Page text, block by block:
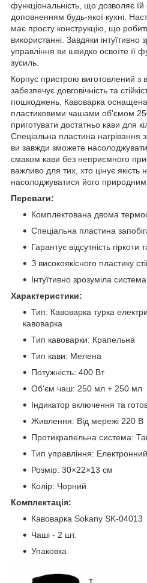
функціональність, що дозволяє
доповненням будь-якої кухні.
має просту конструкцію, що
використанні. Завдяки інтуїтивно
управління ви швидко освоїте її
зусиль.
Корпус пристрою виготовлений з
забезпечує довговічність та
пошкоджень. Кавоварка
пластиковими чашами об'ємом
приготувати достатньо кави для
Спеціальна пластина нагрівання
ви завжди зможете
смаком кави без неприємного
важливо для тих, хто цінує
насолоджуватися його
Переваги:
Комплектована двома
Спеціальна пластина
Гарантує відсутність
З високоякісного пластику
Інтуїтивно зрозуміла
Характеристики:
Тип: Кавоварка турка
кавоварка
Тип кавоварки: Крапельна
Тип кави: Мелена
Потужність: 400 Вт
Об'єм чаш: 250 мл + 250 мл
Індикатор включення та
Живлення: Від мережі 220 В
Протикрапельна система:
Тип управління: Електронний
Розмір: 30×22×13 см
Колір: Чорний
Комплектація:
Кавоварка Sokany SK-04013
Чаші - 2 шт.
Упаковка